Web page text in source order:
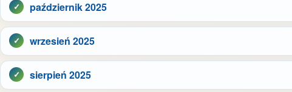
październik 2025
wrzesień 2025
sierpień 2025